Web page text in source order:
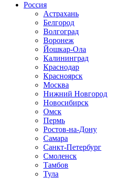
Россия
Астрахань
Белгород
Волгоград
Воронеж
Йошкар-Ола
Калининград
Краснодар
Красноярск
Москва
Нижний Новгород
Новосибирск
Омск
Пермь
Ростов-на-Дону
Самара
Санкт-Петербург
Смоленск
Тамбов
Тула